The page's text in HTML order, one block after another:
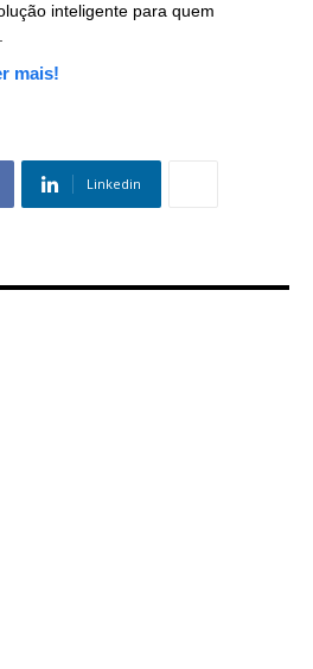
inteligente para quem
mais!
Linkedin